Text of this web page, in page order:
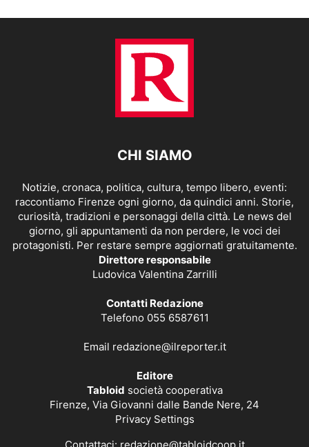
CHI SIAMO
Notizie, cronaca, politica, cultura, tempo libero, eventi:
raccontiamo Firenze ogni giorno, da quindici anni. Storie,
curiosità, tradizioni e personaggi della città. Le news del
giorno, gli appuntamenti da non perdere, le voci dei
protagonisti. Per restare sempre aggiornati gratuitamente.
Direttore responsabile
Ludovica Valentina Zarrilli
Contatti Redazione
Telefono 055 6587611
Email redazione@ilreporter.it
Editore
Tabloid società cooperativa
Firenze, Via Giovanni dalle Bande Nere, 24
Privacy Settings